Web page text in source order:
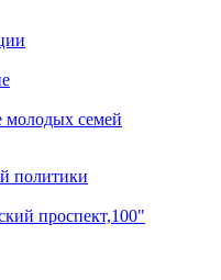
молодых семей
политики
проспект,100"